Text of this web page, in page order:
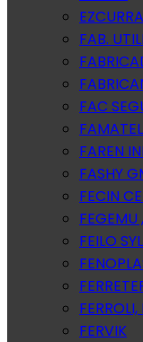
FAB.
FAC
FAMATEL
FAREN
FASHY
FECIN
FEGEMU
FEILO
FERVIK